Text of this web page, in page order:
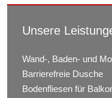
Unsere
Wand-, Baden- und
Barrierefreie Dusche
Bodenfliesen für